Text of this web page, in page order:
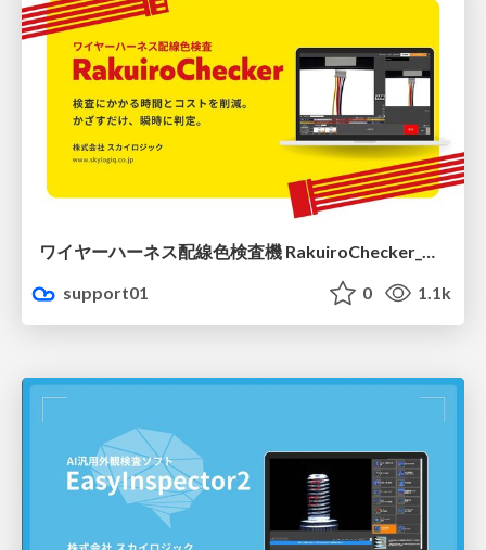
support01
0 1.1k